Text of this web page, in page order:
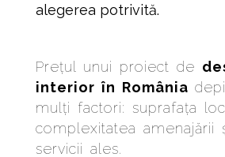
alegerea potrivită.
Prețul unui proiect de
interior în România
mulți factori: suprafața
complexitatea amenajării
servicii ales.